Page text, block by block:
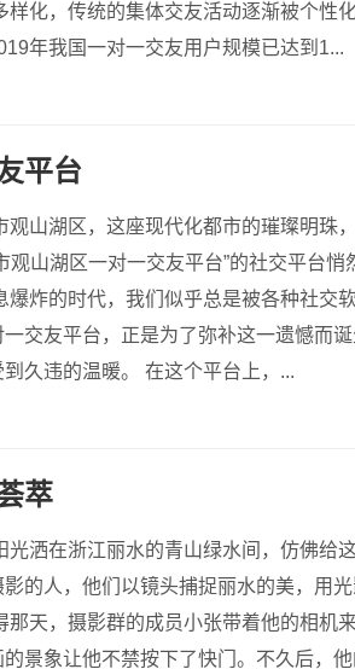
化，传统的集体交友活动逐渐被个性
年我国一对一交友用户规模已达到1...
平台
山湖区，这座现代化都市的璀璨明珠
观山湖区一对一交友平台”的社交平台
炸的时代，我们似乎总是被各种社交
交友平台，正是为了弥补这一遗憾而
久违的温暖。 在这个平台上，...
萃
洒在浙江丽水的青山绿水间，仿佛给
的人，他们以镜头捕捉丽水的美，用
天，摄影群的成员小张带着他的相机
景象让他不禁按下了快门。不久后，